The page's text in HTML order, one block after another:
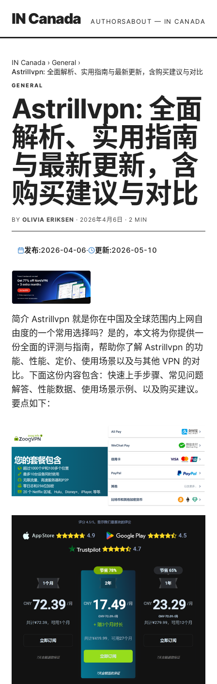
IN Canada AUTHORSABOUT — IN CANADA
IN Canada › General ›
Astrillvpn: 全面解析、实用指南与最新更新，含购买建议与对比
GENERAL
Astrillvpn: 全面
解析、实用指南
与最新更新，含
购买建议与对比
BY OLIVIA ERIKSEN · 2026年4月6日 · 2 MIN
发布:2026-04-06· 更新:2026-05-10
简介 Astrillvpn 就是你在中国及全球范围内上网自
由度的一个常用选择吗？是的，本文将为你提供一
份全面的评测与指南，帮助你了解 Astrillvpn 的功
能、性能、定价、使用场景以及与其他 VPN 的对
比。下面这份内容包含：快速上手步骤、常见问题
解答、性能数据、使用场景示例、以及购买建议。
要点如下：